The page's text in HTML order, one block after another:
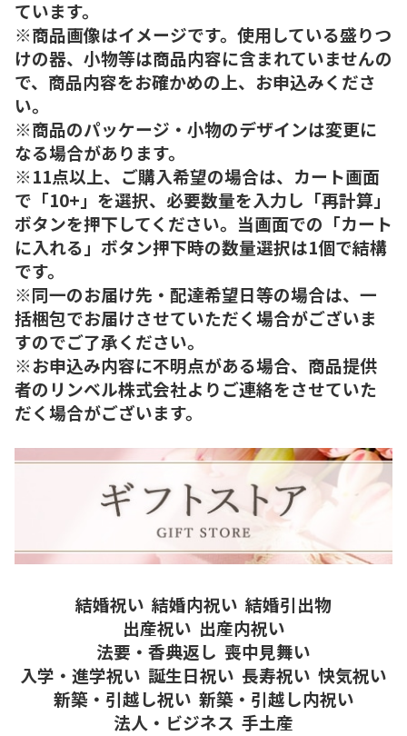
ています。
※商品画像はイメージです。使用している盛りつ
けの器、小物等は商品内容に含まれていませんの
で、商品内容をお確かめの上、お申込みくださ
い。
※商品のパッケージ・小物のデザインは変更に
なる場合があります。
※11点以上、ご購入希望の場合は、カート画面
で「10+」を選択、必要数量を入力し「再計算」
ボタンを押下してください。当画面での「カート
に入れる」ボタン押下時の数量選択は1個で結構
です。
※同一のお届け先・配達希望日等の場合は、一
括梱包でお届けさせていただく場合がございま
すのでご了承ください。
※お申込み内容に不明点がある場合、商品提供
者のリンベル株式会社よりご連絡をさせていた
だく場合がございます。
結婚祝い 結婚内祝い 結婚引出物
出産祝い 出産内祝い
法要・香典返し 喪中見舞い
入学・進学祝い 誕生日祝い 長寿祝い 快気祝い
新築・引越し祝い 新築・引越し内祝い
法人・ビジネス 手土産